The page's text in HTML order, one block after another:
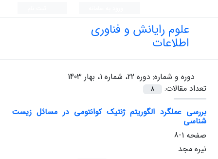
علوم رایانش و فناوری
اطلاعات
دوره و شماره: دوره 22، شماره 1، بهار 1403
تعداد مقالات:
8
بررسی عملگرد الگوریتم ژنتیک کوانتومی در مسائل زیست
شناسی
صفحه 1-8
نیره مجد